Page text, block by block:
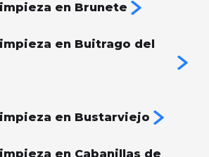
en Brunete
en Buitrago del
en Bustarviejo
en Cabanillas de